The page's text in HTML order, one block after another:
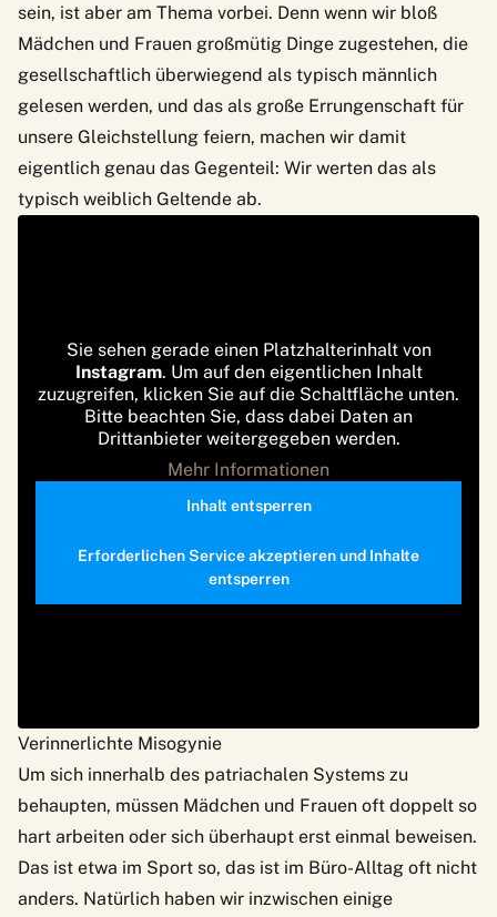
sein, ist aber am Thema vorbei. Denn wenn wir bloß
Mädchen und Frauen großmütig Dinge zugestehen, die
gesellschaftlich überwiegend als typisch männlich
gelesen werden, und das als große Errungenschaft für
unsere Gleichstellung feiern, machen wir damit
eigentlich genau das Gegenteil: Wir werten das als
typisch weiblich Geltende ab.
Sie sehen gerade einen Platzhalterinhalt von
Instagram. Um auf den eigentlichen Inhalt
zuzugreifen, klicken Sie auf die Schaltfläche unten.
Bitte beachten Sie, dass dabei Daten an
Drittanbieter weitergegeben werden.
Mehr Informationen
Inhalt entsperren
Erforderlichen Service akzeptieren und Inhalte
entsperren
Verinnerlichte Misogynie
Um sich innerhalb des patriachalen Systems zu
behaupten, müssen Mädchen und Frauen oft doppelt so
hart arbeiten oder sich überhaupt erst einmal beweisen.
Das ist etwa im Sport so, das ist im Büro-Alltag oft nicht
anders. Natürlich haben wir inzwischen einige